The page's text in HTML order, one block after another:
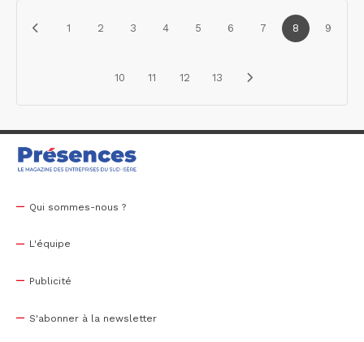
1 2 3 4 5 6 7 8 9
10 11 12 13
Qui sommes-nous ?
L'équipe
Publicité
S'abonner à la newsletter